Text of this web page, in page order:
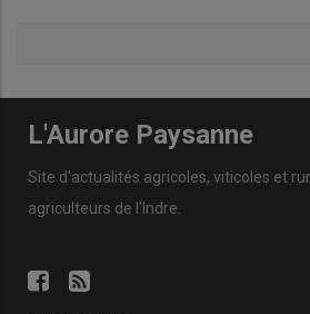
L'Aurore Paysanne
Site d'actualités agricoles, viticoles et
agriculteurs de l'Indre.